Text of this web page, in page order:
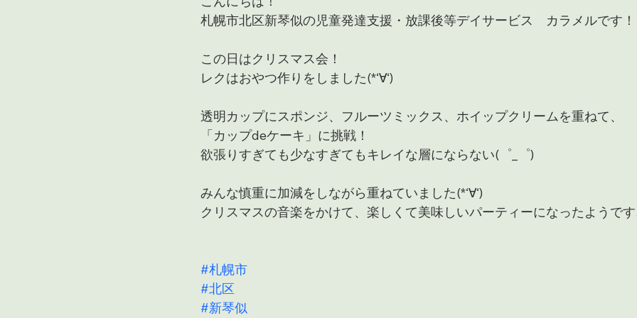
札幌市北区新琴似の児童発達支援・放課後等デイサービス　カラメルです！
この日はクリスマス会！
レクはおやつ作りをしました(*‘∀‘)
透明カップにスポンジ、フルーツミックス、ホイップクリームを重ねて、
「カップdeケーキ」に挑戦！
欲張りすぎても少なすぎてもキレイな層にならない(゜_゜)
みんな慎重に加減をしながら重ねていました(*‘∀‘)
クリスマスの音楽をかけて、楽しくて美味しいパーティーになったようで
#札幌市
#北区
#新琴似